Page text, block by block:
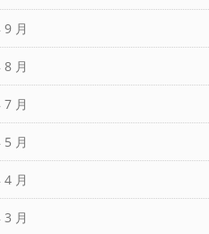
月
月
月
月
月
月